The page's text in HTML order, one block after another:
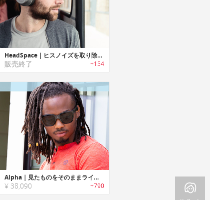
HeadSpace｜ヒスノイズを取り除いたサウンドを提供するアクティブノイズキャンセリングヘッドホン「ヘッドスペース」
販売終了 +154
Alpha｜見たものをそのままライブビデオストリーミング可能なスマートサングラス「アルファ」
¥ 38,090 +790